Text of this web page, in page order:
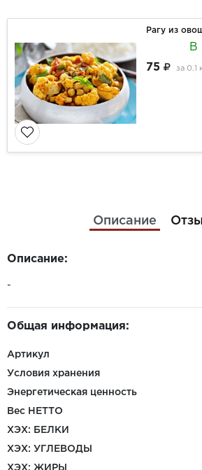
Рагу из
В
75
за 0.1
Описание
Описание:
-
Общая информация:
Артикул
Условия хранения
Энергетическая ценность
Вес НЕТТО
ХЭХ: БЕЛКИ
ХЭХ: УГЛЕВОДЫ
ХЭХ: ЖИРЫ